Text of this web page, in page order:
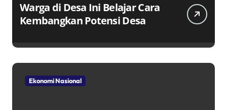
Warga di Desa Ini Belajar Cara
Kembangkan Potensi Desa
Ekonomi Nasional